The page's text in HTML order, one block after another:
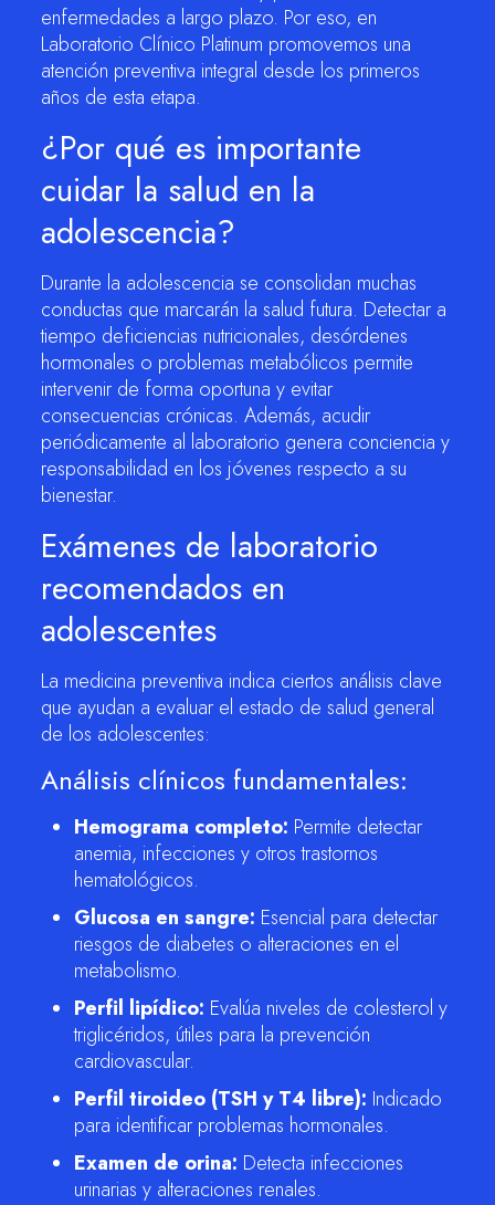
enfermedades a largo plazo. Por eso, en
Laboratorio Clínico Platinum promovemos una
atención preventiva integral desde los primeros
años de esta etapa.
¿Por qué es importante
cuidar la salud en la
adolescencia?
Durante la adolescencia se consolidan muchas
conductas que marcarán la salud futura. Detectar a
tiempo deficiencias nutricionales, desórdenes
hormonales o problemas metabólicos permite
intervenir de forma oportuna y evitar
consecuencias crónicas. Además, acudir
periódicamente al laboratorio genera conciencia y
responsabilidad en los jóvenes respecto a su
bienestar.
Exámenes de laboratorio
recomendados en
adolescentes
La medicina preventiva indica ciertos análisis clave
que ayudan a evaluar el estado de salud general
de los adolescentes:
Análisis clínicos fundamentales:
Hemograma completo: Permite detectar
anemia, infecciones y otros trastornos
hematológicos.
Glucosa en sangre: Esencial para detectar
riesgos de diabetes o alteraciones en el
metabolismo.
Perfil lipídico: Evalúa niveles de colesterol y
triglicéridos, útiles para la prevención
cardiovascular.
Perfil tiroideo (TSH y T4 libre): Indicado
para identificar problemas hormonales.
Examen de orina: Detecta infecciones
urinarias y alteraciones renales.